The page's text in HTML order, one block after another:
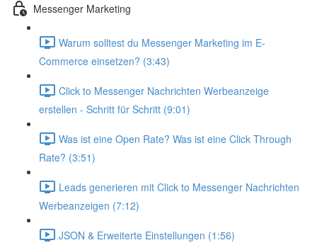
Messenger Marketing
Warum solltest du Messenger Marketing im E-
Commerce einsetzen? (3:43)
Click to Messenger Nachrichten Werbeanzeige
erstellen - Schritt für Schritt (9:01)
Was ist eine Open Rate? Was ist eine Click Through
Rate? (3:51)
Leads generieren mit Click to Messenger Nachrichten
Werbeanzeigen (7:12)
JSON & Erweiterte Einstellungen (1:56)